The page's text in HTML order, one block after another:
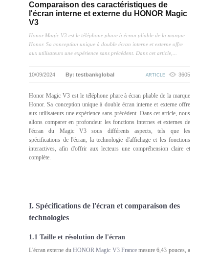
Comparaison des caractéristiques de
l'écran interne et externe du HONOR Magic
V3
Honor Magic V3 est le téléphone phare à écran pliable de la marque
Honor. Sa conception unique à double écran interne et externe offre
aux utilisateurs une expérience sans précédent. Dans cet article,...
10/09/2024 By: testbankglobal ARTICLE 3605
Honor Magic V3 est le téléphone phare à écran pliable de la marque
Honor. Sa conception unique à double écran interne et externe offre
aux utilisateurs une expérience sans précédent. Dans cet article, nous
allons comparer en profondeur les fonctions internes et externes de
l'écran du Magic V3 sous différents aspects, tels que les
spécifications de l'écran, la technologie d'affichage et les fonctions
interactives, afin d'offrir aux lecteurs une compréhension claire et
complète.
I. Spécifications de l'écran et comparaison des
technologies
1.1 Taille et résolution de l'écran
L'écran externe du HONOR Magic V3 Francemesure 6,43 pouces, a